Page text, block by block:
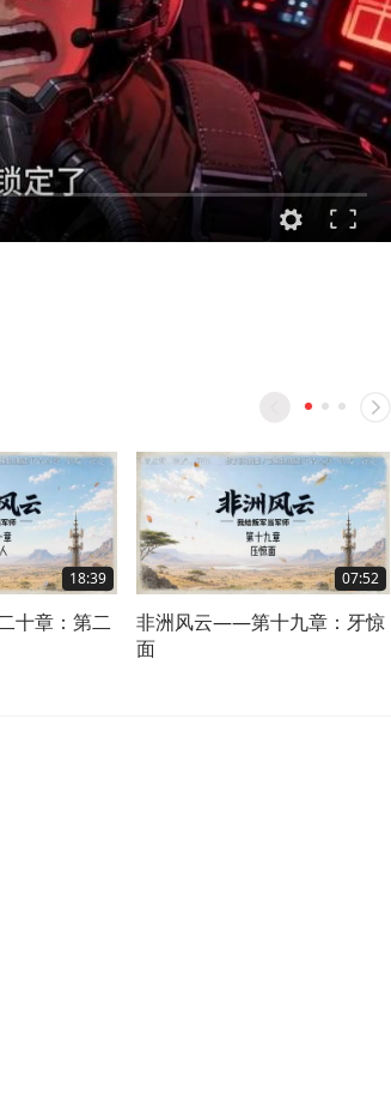
18:39
十章：第二
07:52
非洲风云——第十九章：牙惊
面